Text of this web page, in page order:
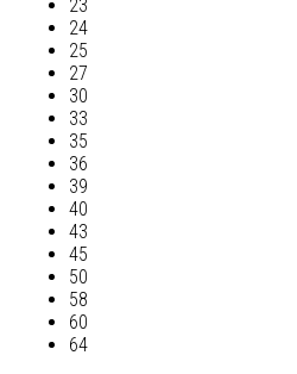
23
24
25
27
30
33
35
36
39
40
43
45
50
58
60
64